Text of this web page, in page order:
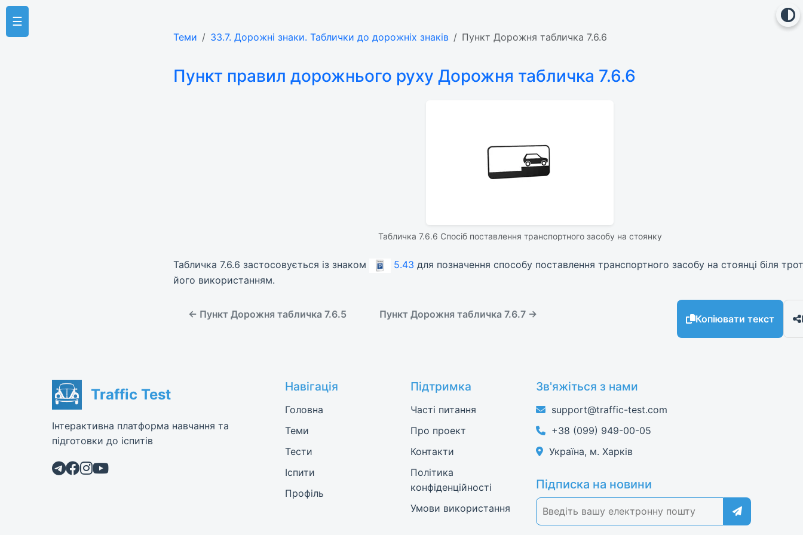
☰
Теми 33.7. Дорожні знаки. Таблички до дорожніх знаків Пункт Дорожня табличка 7.6.6
Пункт правил дорожнього руху Дорожня табличка 7.6.6
Табличка 7.6.6 Спосіб поставлення транспортного засобу на стоянку
Табличка 7.6.6 застосовується із знаком 5.43 для позначення способу поставлення транспортного засобу на стоянці біля
його використанням.
← Пункт Дорожня табличка 7.6.5 Пункт Дорожня табличка 7.6.7 → Копіювати текст
Traffic Test
Інтерактивна платформа навчання та
підготовки до іспитів
Навігація
Головна
Теми
Тести
Іспити
Профіль
Підтримка
Часті питання
Про проект
Контакти
Політика
конфіденційності
Умови використання
Зв'яжіться з нами
support@traffic-test.com
+38 (099) 949-00-05
Україна, м. Харків
Підписка на новини